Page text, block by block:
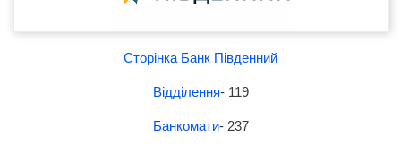
Сторінка Банк Південний
Відділення- 119
Банкомати- 237